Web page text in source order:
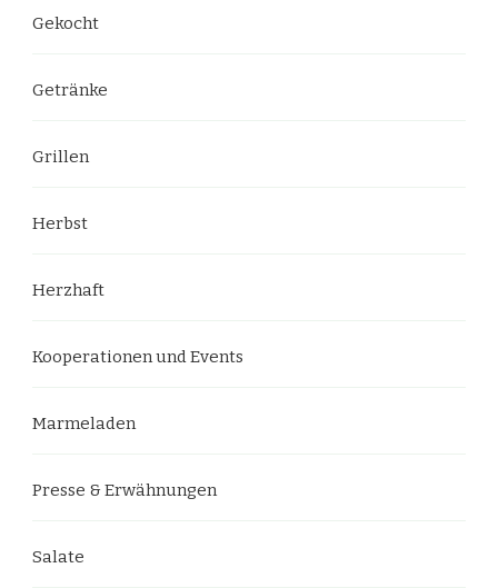
Gekocht
Getränke
Grillen
Herbst
Herzhaft
Kooperationen und Events
Marmeladen
Presse & Erwähnungen
Salate